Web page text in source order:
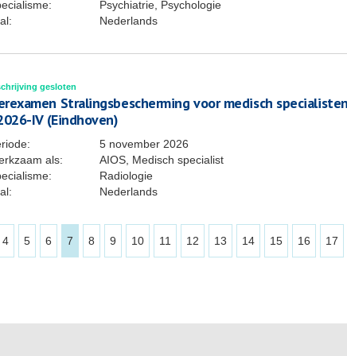
Psychiatrie, Psychologie
Nederlands
gesloten
Stralingsbescherming voor medisch
IV (Eindhoven)
5 november 2026
als:
AIOS, Medisch specialist
Radiologie
Nederlands
4 5 6 7 8 9 10 11 12 13 14 15 16 17